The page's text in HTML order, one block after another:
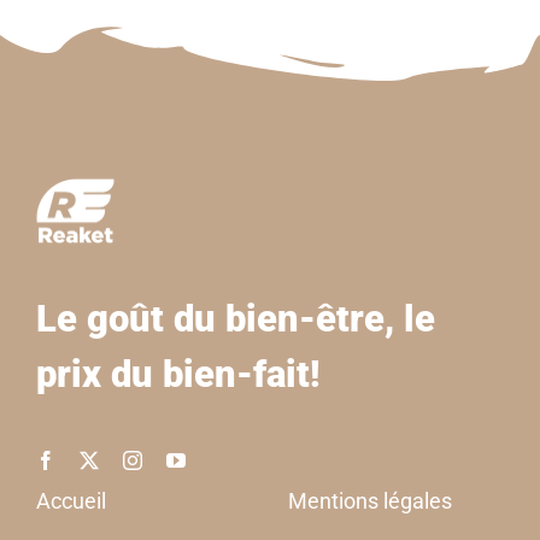
Le goût du bien-être, le
prix du bien-fait!
Accueil Mentions légales